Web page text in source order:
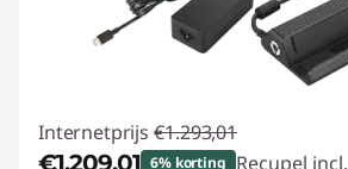
Internetprijs €1.293,01
6% korting Recupel incl.